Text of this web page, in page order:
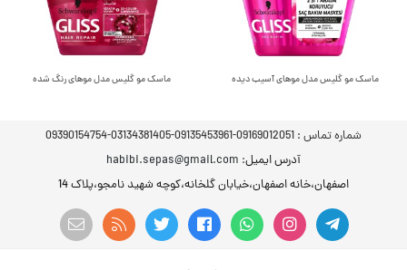
ماسک مو گلیس مدل موهای آسیب دیده ماسک مو گلیس مدل موهای رنگ شده
شماره تماس : 09169012051-09135453961-03134381405-09390154754
آدرس ایمیل: habibi.sepas@gmail.com
اصفهان،خانه اصفهان،خیابان گلخانه،کوچه شهید نامجو،پلاک 14